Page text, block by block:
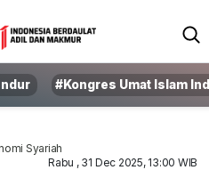
#Kongres Umat Islam
Syariah
Rabu , 31 Dec 2025, 13:00 WIB